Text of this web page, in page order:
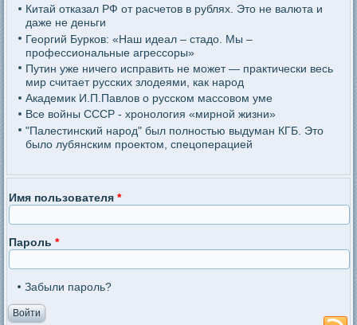
Китай отказал РФ от расчетов в рублях. Это не валюта и
даже не деньги
Георгий Бурков: «Наш идеал – стадо. Мы –
профессиональные агрессоры»
Путин уже ничего исправить не может — практически весь
мир считает русских злодеями, как народ
Академик И.П.Павлов о русском массовом уме
Все войны СССР - хронология «мирной жизни»
"Палестинский народ" был полностью выдуман КГБ. Это
было лубянским проектом, спецоперацией
Имя пользователя*
Пароль*
Забыли пароль?